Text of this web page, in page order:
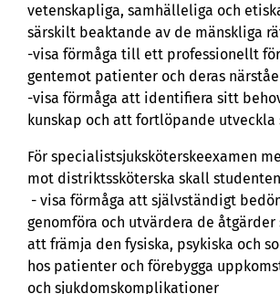
vetenskapliga, samhälleliga och
särskilt beaktande av de mänskliga
-visa förmåga till ett professionellt
gentemot patienter och deras
-visa förmåga att identifiera sitt
kunskap och att fortlöpande utveckla
För specialistsjuksköterskeexamen
mot distriktssköterska skall
- visa förmåga att självständigt
genomföra och utvärdera de åtgärder
att främja den fysiska, psykiska och
hos patienter och förebygga
och sjukdomskomplikationer